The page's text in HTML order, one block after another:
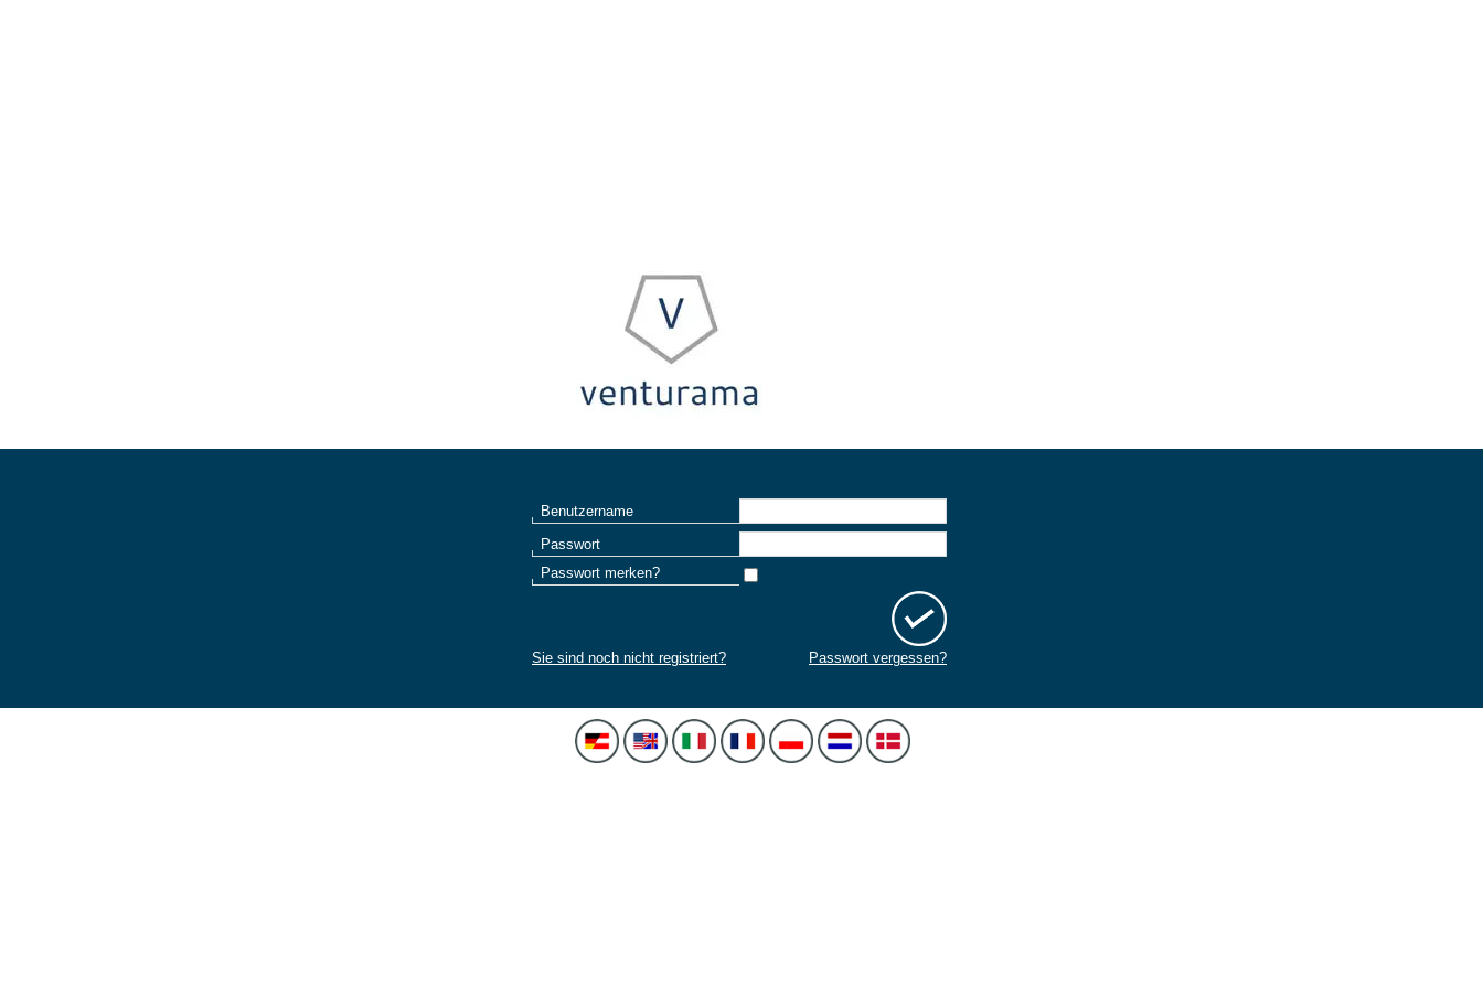
Benutzername
Passwort
Passwort merken?
Sie sind noch nicht registriert? Passwort vergessen?